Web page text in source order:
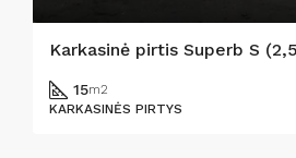
Karkasinė pirtis Superb S
15m2
KARKASINĖS PIRTYS